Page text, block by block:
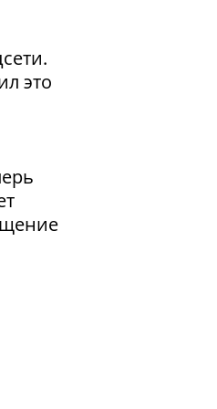
это